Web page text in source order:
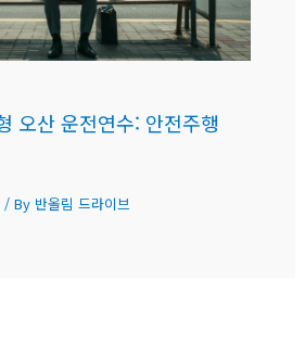
오산 운전연수: 안전주행
/ By 반올림 드라이브